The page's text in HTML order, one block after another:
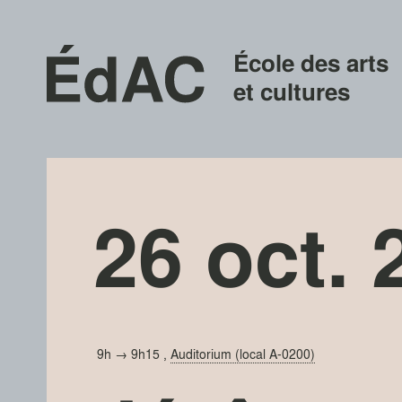
École des arts
et cultures
26 oct.
9h → 9h15 , Auditorium (local A-0200)